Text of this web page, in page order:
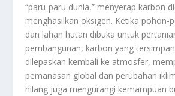
“paru-paru dunia,” menyerap karbon
menghasilkan oksigen. Ketika pohon-
dan lahan hutan dibuka untuk
pembangunan, karbon yang
dilepaskan kembali ke atmosfer,
pemanasan global dan perubahan
hilang juga mengurangi kemampuan